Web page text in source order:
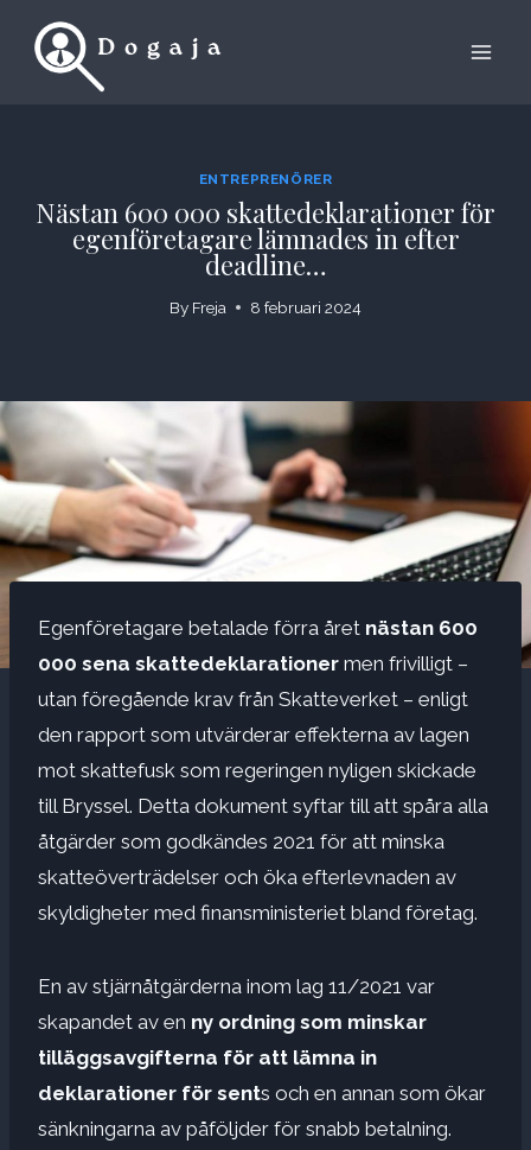
ENTREPRENÖRER
Nästan 600 000 skattedeklarationer för
egenföretagare lämnades in efter
deadline…
By Freja 8 februari 2024
Egenföretagare betalade förra året nästan 600
000 sena skattedeklarationer men frivilligt –
utan föregående krav från Skatteverket – enligt
den rapport som utvärderar effekterna av lagen
mot skattefusk som regeringen nyligen skickade
till Bryssel. Detta dokument syftar till att spåra alla
åtgärder som godkändes 2021 för att minska
skatteöverträdelser och öka efterlevnaden av
skyldigheter med finansministeriet bland företag.
En av stjärnåtgärderna inom lag 11/2021 var
skapandet av en ny ordning som minskar
tilläggsavgifterna för att lämna in
deklarationer för sents och en annan som ökar
sänkningarna av påföljder för snabb betalning.